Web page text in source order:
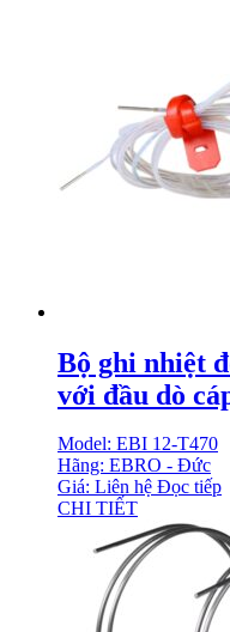
Bộ ghi nhiệt
với đầu dò
Model: EBI 12-T470
Hãng: EBRO - Đức
Giá: Liên hệ Đọc tiếp
CHI TIẾT